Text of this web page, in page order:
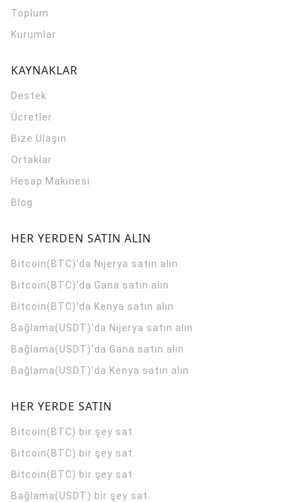
Toplum
Kurumlar
KAYNAKLAR
Destek
Ücretler
Bize Ulaşın
Ortaklar
Hesap Makinesi
Blog
HER YERDEN SATIN ALIN
Bitcoin(BTC)'da Nijerya satın alın
Bitcoin(BTC)'da Gana satın alın
Bitcoin(BTC)'da Kenya satın alın
Bağlama(USDT)'da Nijerya satın alın
Bağlama(USDT)'da Gana satın alın
Bağlama(USDT)'da Kenya satın alın
HER YERDE SATIN
Bitcoin(BTC) bir şey sat.
Bitcoin(BTC) bir şey sat.
Bitcoin(BTC) bir şey sat.
Bağlama(USDT) bir şey sat.